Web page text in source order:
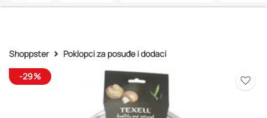
Shoppster
Poklopci za posuđe i dodaci
-29%